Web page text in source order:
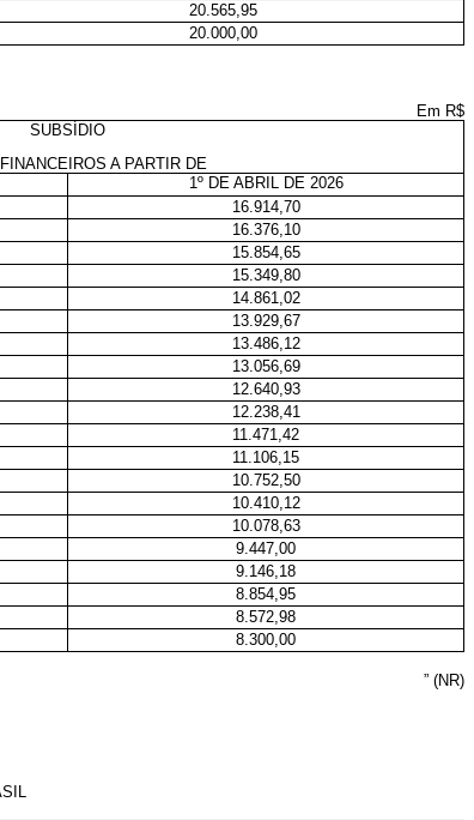
20.565,95
20.000,00
Em R$
SUBSÍDIO
A PARTIR DE
1º DE ABRIL DE 2026
16.914,70
16.376,10
15.854,65
15.349,80
14.861,02
13.929,67
13.486,12
13.056,69
12.640,93
12.238,41
11.471,42
11.106,15
10.752,50
10.410,12
10.078,63
9.447,00
9.146,18
8.854,95
8.572,98
8.300,00
” (NR)